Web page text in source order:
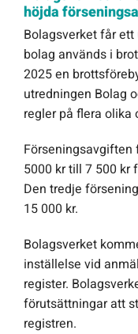
höjda
Bolagsverket får
bolag används i
2025 en
utredningen Bolag
regler på flera olika
Förseningsavgiften
5000 kr till 7 500 kr
Den tredje
15 000 kr.
Bolagsverket
inställelse vid
register.
förutsättningar att
registren.